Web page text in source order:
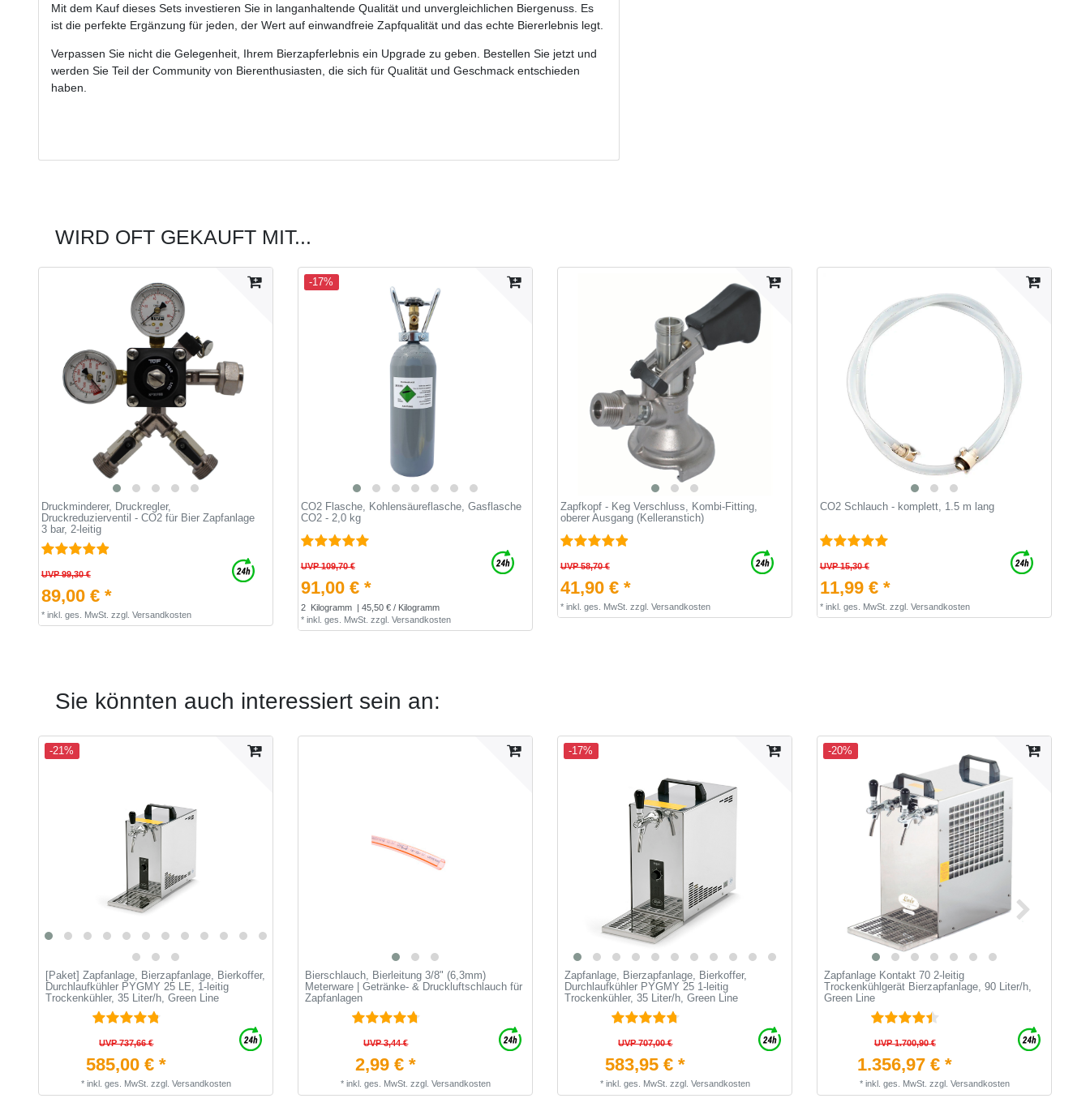
Mit dem Kauf dieses Sets investieren Sie in langanhaltende Qualität und unvergleichlichen Biergenuss. Es
ist die perfekte Ergänzung für jeden, der Wert auf einwandfreie Zapfqualität und das echte Biererlebnis legt.
Verpassen Sie nicht die Gelegenheit, Ihrem Bierzapferlebnis ein Upgrade zu geben. Bestellen Sie jetzt und
werden Sie Teil der Community von Bierenthusiasten, die sich für Qualität und Geschmack entschieden
haben.
WIRD OFT GEKAUFT MIT...
Druckminderer, Druckregler,
Druckreduzierventil - CO2 für Bier Zapfanlage
3 bar, 2-leitig
UVP 99,30 €
89,00 € *
* inkl. ges. MwSt. zzgl. Versandkosten
-17%
CO2 Flasche, Kohlensäureflasche, Gasflasche
CO2 - 2,0 kg
UVP 109,70 €
91,00 € *
2 Kilogramm
| 45,50 € / Kilogramm
* inkl. ges. MwSt. zzgl. Versandkosten
Zapfkopf - Keg Verschluss, Kombi-Fitting,
oberer Ausgang (Kelleranstich)
UVP 58,70 €
41,90 € *
* inkl. ges. MwSt. zzgl. Versandkosten
CO2 Schlauch - komplett, 1.5 m lang
UVP 15,30 €
11,99 € *
* inkl. ges. MwSt. zzgl. Versandkosten
Sie könnten auch interessiert sein an:
-21%
[Paket] Zapfanlage, Bierzapfanlage, Bierkoffer,
Durchlaufkühler PYGMY 25 LE, 1-leitig
Trockenkühler, 35 Liter/h, Green Line
UVP 737,66 €
585,00 € *
* inkl. ges. MwSt. zzgl. Versandkosten
Bierschlauch, Bierleitung 3/8" (6,3mm)
Meterware | Getränke- & Druckluftschlauch für
Zapfanlagen
UVP 3,44 €
2,99 € *
* inkl. ges. MwSt. zzgl. Versandkosten
-17%
Zapfanlage, Bierzapfanlage, Bierkoffer,
Durchlaufkühler PYGMY 25 1-leitig
Trockenkühler, 35 Liter/h, Green Line
UVP 707,00 €
583,95 € *
* inkl. ges. MwSt. zzgl. Versandkosten
-20%
Zapfanlage Kontakt 70 2-leitig
Trockenkühlgerät Bierzapfanlage, 90 Liter/h,
Green Line
UVP 1.700,90 €
1.356,97 € *
* inkl. ges. MwSt. zzgl. Versandkosten